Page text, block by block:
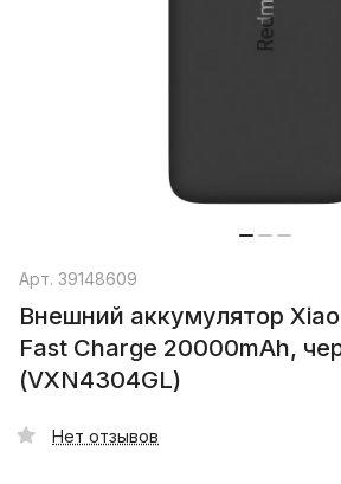
Арт. 39148609
Внешний аккумулятор
Fast Charge 20000mAh,
(VXN4304GL)
Нет отзывов